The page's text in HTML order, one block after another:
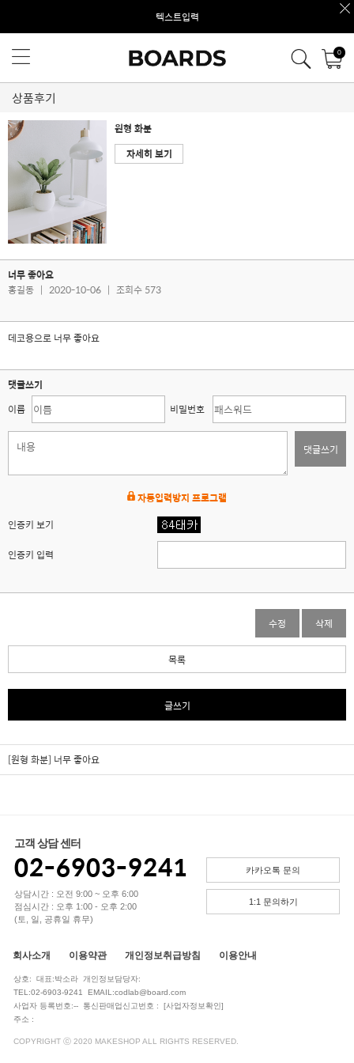
텍스트입력
0
상품후기
원형 화분
자세히 보기
너무 좋아요
홍길동 | 2020-10-06 | 조회수 573
데코용으로 너무 좋아요
댓글쓰기
이름
비밀번호
댓글쓰기
자동입력방지 프로그램
인증키 보기
인증키 입력
수정 삭제
목록
글쓰기
[원형 화분] 너무 좋아요
고객 상담 센터
02-6903-9241
상담시간 : 오전 9:00 ~ 오후 6:00
점심시간 : 오후 1:00 - 오후 2:00
(토, 일, 공휴일 휴무)
카카오톡 문의
1:1 문의하기
회사소개 이용약관 개인정보취급방침 이용안내
상호: 대표:박소라 개인정보담당자:
TEL:02-6903-9241 EMAIL:codlab@board.com
사업자 등록번호:-- 통신판매업신고번호 : [사업자정보확인]
주소 :
COPYRIGHT ⓒ 2020 MAKESHOP ALL RIGHTS RESERVED.